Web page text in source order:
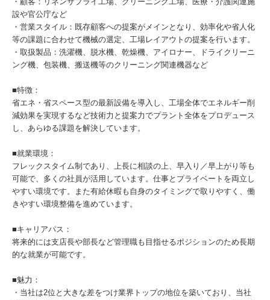
設や官公庁など
・営業スタイル：既存顧客への提案がメインとなり、効率化や省人化
等の課題に合わせて機械の選定、工場レイアウトの提案を行います。
・取扱製品：洗濯機、脱水機、乾燥機、アイロナー、ドライクリーニ
ング機、包装機、搬送機等のクリーニング関連機器など
■特徴：
省エネ・省スペース型の最新設備を導入し、工場全体でエネルギー削
減効果を実現するなど技術力と提案力でプラント全体をプロデュース
し、あらゆる課題を解決しています。
■就業環境：
フレックスタイム制であり、上長に相談の上、早入り／早上がり等も
可能で、多くの社員が活用しています。仕事とプライベートを両立し
やすい環境です。また有給休暇も自身のタイミングで取りやすく、働
きやすい環境整備を進めています。
■キャリアパス：
将来的には支店長や部長など管理職も目指せるポジションのため長期
的な就業が可能です。
■魅力：
・当社は2位と大きな差をつけ業界トップの地位を築いており、当社